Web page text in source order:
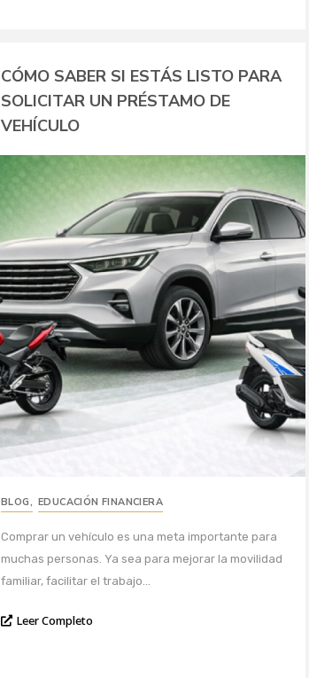
CÓMO SABER SI ESTÁS LISTO PARA
SOLICITAR UN PRÉSTAMO DE
VEHÍCULO
BLOG, EDUCACIÓN FINANCIERA
Comprar un vehículo es una meta importante para
muchas personas. Ya sea para mejorar la movilidad
familiar, facilitar el trabajo...
Leer Completo